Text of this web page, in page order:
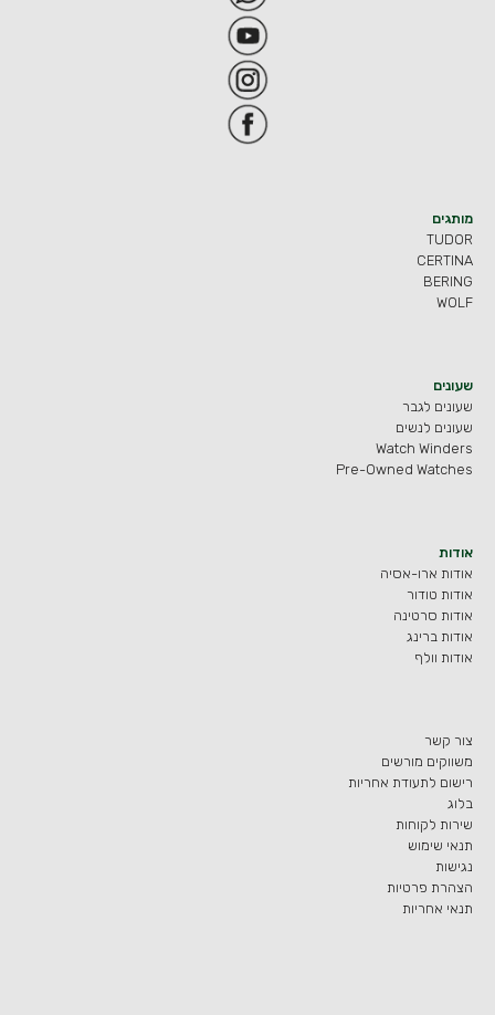
מותגים
TUDOR
CERTINA
BERING
WOLF
שעונים
שעונים לגבר
שעונים לנשים
Watch Winders
Pre-Owned Watches
אודות
אודות ארו-אסיה
אודות טודור
אודות סרטינה
אודות ברינג
אודות וולף
צור קשר
משווקים מורשים
רישום לתעודת אחריות
בלוג
שירות לקוחות
תנאי שימוש
נגישות
הצהרת פרטיות
תנאי אחריות